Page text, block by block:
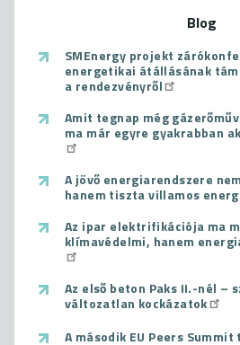
Blog
SMEnergy projekt
energetikai átállásának
a rendezvényről
Amit tegnap még
ma már egyre gyakrabban
A jövő energiarendszere
hanem tiszta villamos
Az ipar elektrifikációja ma
klímavédelmi, hanem
Az első beton Paks II.-nél –
változatlan kockázatok
A második EU Peers